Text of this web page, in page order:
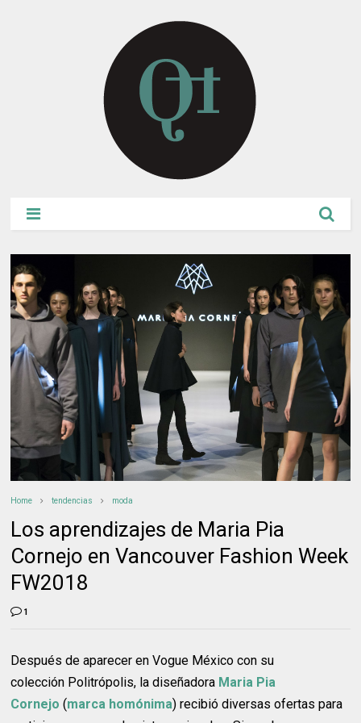
Home tendencias moda
Los aprendizajes de Maria Pia
Cornejo en Vancouver Fashion Week
FW2018
1
Después de aparecer en Vogue México con su
colección Politrópolis, la diseñadora Maria Pia
Cornejo (marca homónima) recibió diversas ofertas para